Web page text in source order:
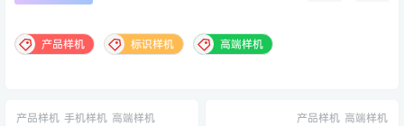
产品样机 标识样机 高端样机
产品样机 手机样机 高端样机 产品样机 高端样机